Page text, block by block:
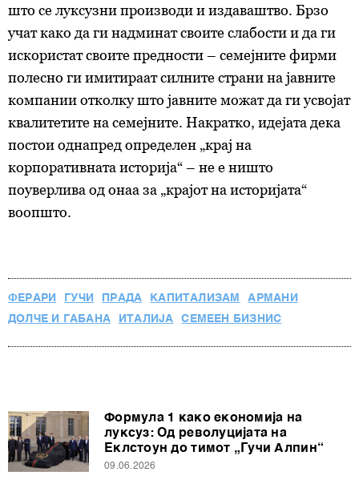
што се луксузни производи и издаваштво. Брзо
учат како да ги надминат своите слабости и да ги
искористат своите предности – семејните фирми
полесно ги имитираат силните страни на јавните
компании отколку што јавните можат да ги усвојат
квалитетите на семејните. Накратко, идејата дека
постои однапред определен „крај на
корпоративната историја“ – не е ништо
поуверлива од онаа за „крајот на историјата“
воопшто.
ФЕРАРИ ГУЧИ ПРАДА КАПИТАЛИЗАМ
АРМАНИ
ДОЛЧЕ И ГАБАНА
ИТАЛИЈА СЕМЕЕН БИЗНИС
Формула 1 како економија на
луксуз: Од револуцијата на
Еклстоун до тимот „Гучи Алпин“
09.06.2026